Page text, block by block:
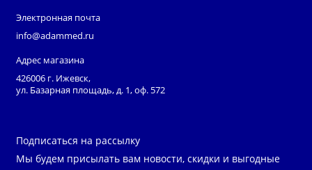
Электронная почта
info@adammed.ru
Адрес магазина
426006 г. Ижевск,
ул. Базарная площадь, д. 1, оф. 572
Подписаться на рассылку
Мы будем присылать вам новости, скидки и выгодные